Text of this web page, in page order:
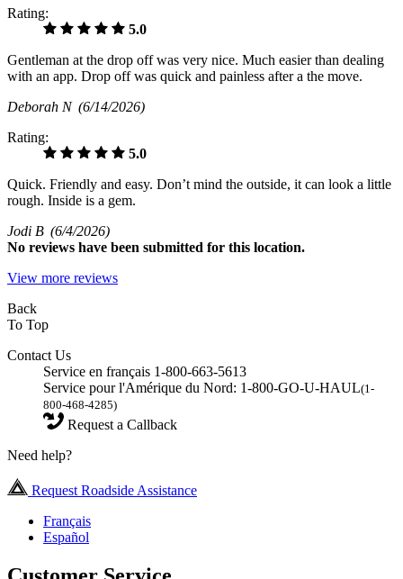
Rating:
5.0
Gentleman at the drop off was very nice. Much easier than dealing
with an app. Drop off was quick and painless after a the move.
Deborah N (6/14/2026)
Rating:
5.0
Quick. Friendly and easy. Don’t mind the outside, it can look a little
rough. Inside is a gem.
Jodi B (6/4/2026)
No reviews have been submitted for this location.
View more reviews
Back
To Top
Contact Us
Service en français 1-800-663-5613
Service pour l'Amérique du Nord: 1-800-GO-U-HAUL(1-
800-468-4285)
Request a Callback
Need help?
Request Roadside Assistance
Français
Español